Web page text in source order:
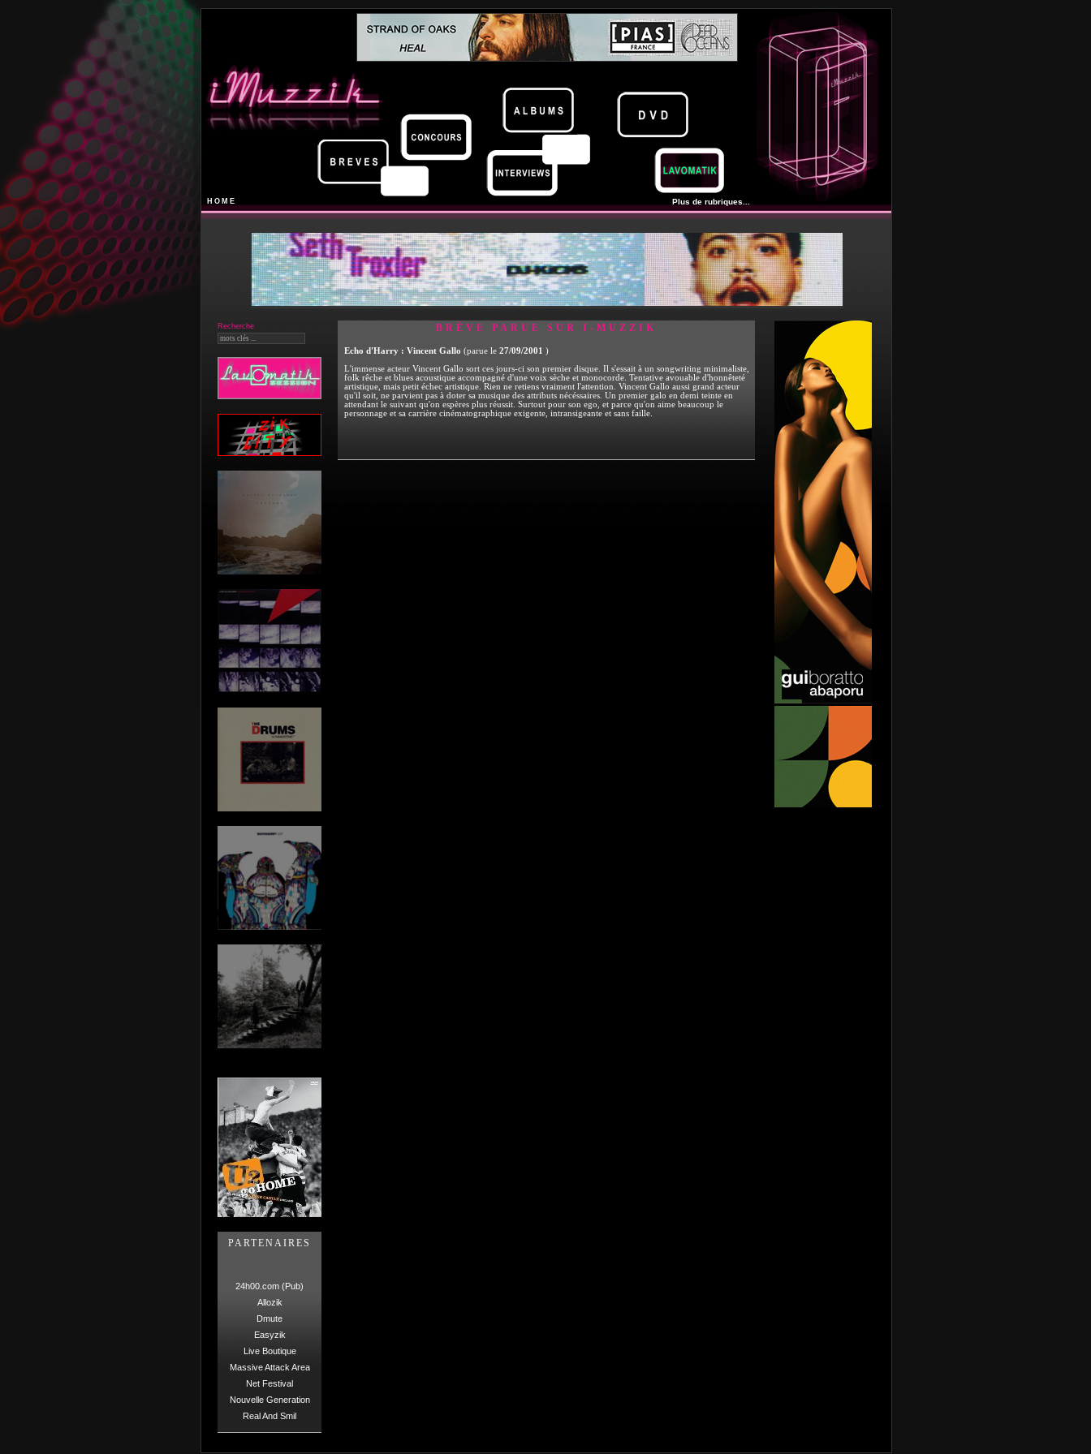
HOME Plus de rubriques...
Recherche
PARTENAIRES
24h00.com (Pub)
Allozik
Dmute
Easyzik
Live Boutique
Massive Attack Area
Net Festival
Nouvelle Generation
Real And Smil
BRÈVE PARUE SUR I-MUZZIK
Echo d'Harry : Vincent Gallo (parue le 27/09/2001 )
L'immense acteur Vincent Gallo sort ces jours-ci son premier disque. Il s'essait à un songwriting minimaliste,
folk rêche et blues acoustique accompagné d'une voix sèche et monocorde. Tentative avouable d'honnêteté
artistique, mais petit échec artistique. Rien ne retiens vraiment l'attention. Vincent Gallo aussi grand acteur
qu'il soit, ne parvient pas à doter sa musique des attributs nécéssaires. Un premier galo en demi teinte en
attendant le suivant qu'on espères plus réussit. Surtout pour son ego, et parce qu'on aime beaucoup le
personnage et sa carrière cinématographique exigente, intransigeante et sans faille.